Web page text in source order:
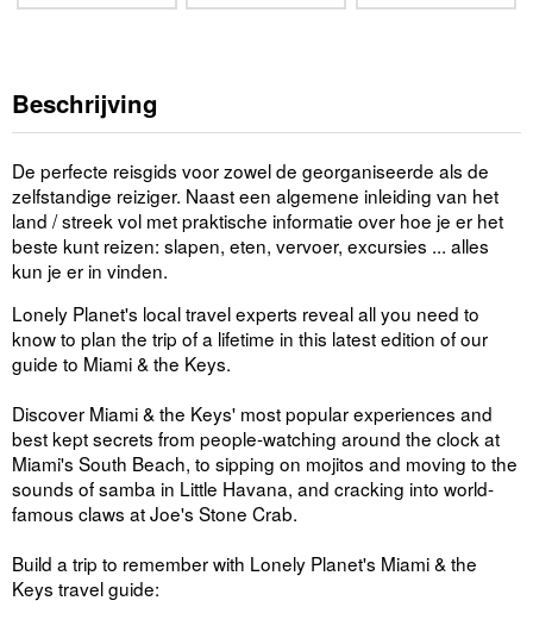
Beschrijving
De perfecte reisgids voor zowel de georganiseerde als de
zelfstandige reiziger. Naast een algemene inleiding van het
land / streek vol met praktische informatie over hoe je er het
beste kunt reizen: slapen, eten, vervoer, excursies ... alles
kun je er in vinden.
Lonely Planet's local travel experts reveal all you need to
know to plan the trip of a lifetime in this latest edition of our
guide to Miami & the Keys.
Discover Miami & the Keys' most popular experiences and
best kept secrets from people-watching around the clock at
Miami's South Beach, to sipping on mojitos and moving to the
sounds of samba in Little Havana, and cracking into world-
famous claws at Joe's Stone Crab.
Build a trip to remember with Lonely Planet's Miami & the
Keys travel guide: